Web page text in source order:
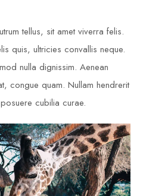
tellus, sit amet viverra felis.
quis, ultricies convallis neque.
nulla dignissim. Aenean
congue quam. Nullam hendrerit
cubilia curae.